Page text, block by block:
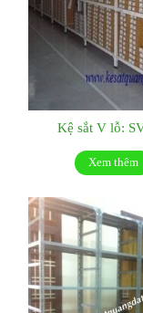
Kệ sắt V lỗ:
Xem thêm